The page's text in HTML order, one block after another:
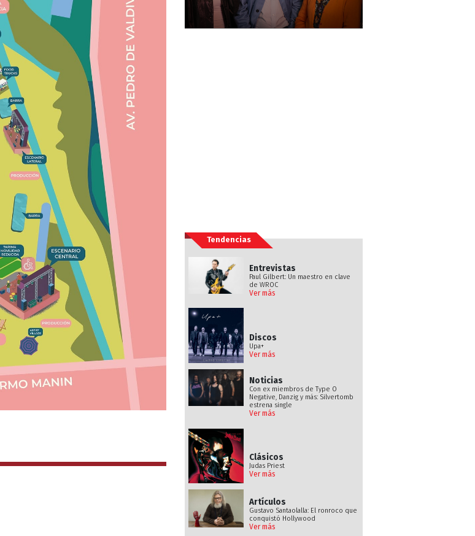
Tendencias
Entrevistas
Paul Gilbert: Un maestro en clave
de WROC
Ver más
Discos
Upa+
Ver más
Noticias
Con ex miembros de Type O
Negative, Danzig y más: Silvertomb
estrena single
Ver más
Clásicos
Judas Priest
Ver más
Artículos
Gustavo Santaolalla: El ronroco que
conquistó Hollywood
Ver más